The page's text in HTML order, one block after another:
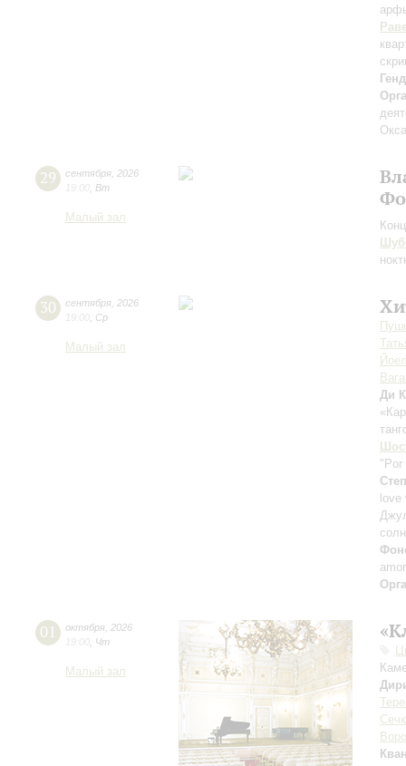
29 сентября 2026
19:00 Вт
Малый зал
30 сентября 2026
19:00 Ср
Малый зал
Ди
01 октября 2026
19:00 Чт
Малый зал